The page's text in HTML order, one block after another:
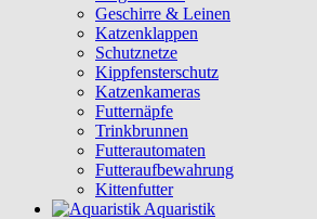
Geschirre & Leinen
Katzenklappen
Schutznetze
Kippfensterschutz
Katzenkameras
Futternäpfe
Trinkbrunnen
Futterautomaten
Futteraufbewahrung
Kittenfutter
Aquaristik